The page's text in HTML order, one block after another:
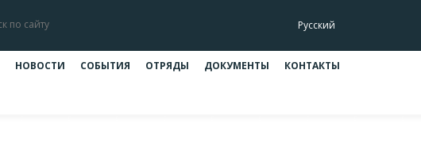
Русский
НОВОСТИ СОБЫТИЯ ОТРЯДЫ ДОКУМЕНТЫ КОНТАКТЫ